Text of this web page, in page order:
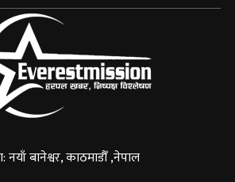
नयाँ बानेश्वर, काठमाडौँ ,नेपाल